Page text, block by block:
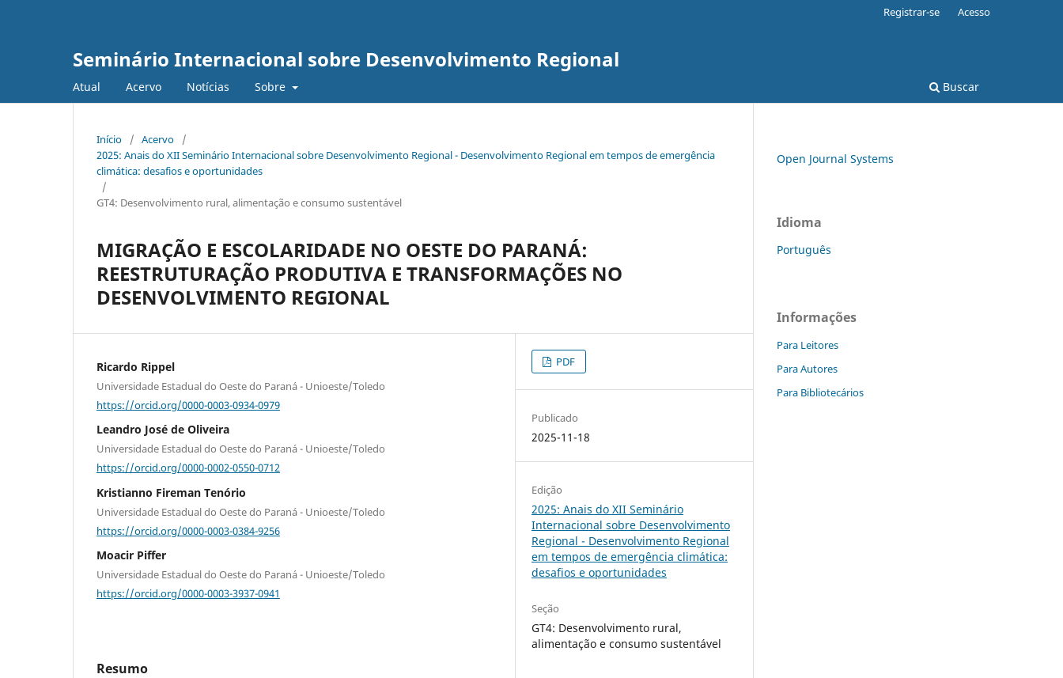
Seminário Internacional sobre Desenvolvimento Regional
Atual Acervo Notícias Sobre Buscar
Registrar-se Acesso
Início / Acervo
/
2025: Anais do XII Seminário Internacional sobre Desenvolvimento Regional - Desenvolvimento Regional em tempos de emergência
climática: desafios e oportunidades
/
GT4: Desenvolvimento rural, alimentação e consumo sustentável
MIGRAÇÃO E ESCOLARIDADE NO OESTE DO PARANÁ:
REESTRUTURAÇÃO PRODUTIVA E TRANSFORMAÇÕES NO
DESENVOLVIMENTO REGIONAL
Ricardo Rippel
Universidade Estadual do Oeste do Paraná - Unioeste/Toledo
https://orcid.org/0000-0003-0934-0979
Leandro José de Oliveira
Universidade Estadual do Oeste do Paraná - Unioeste/Toledo
https://orcid.org/0000-0002-0550-0712
Kristianno Fireman Tenório
Universidade Estadual do Oeste do Paraná - Unioeste/Toledo
https://orcid.org/0000-0003-0384-9256
Moacir Piffer
Universidade Estadual do Oeste do Paraná - Unioeste/Toledo
https://orcid.org/0000-0003-3937-0941
Resumo
PDF
Publicado
2025-11-18
Edição
2025: Anais do XII Seminário
Internacional sobre Desenvolvimento
Regional - Desenvolvimento Regional
em tempos de emergência climática:
desafios e oportunidades
Seção
GT4: Desenvolvimento rural,
alimentação e consumo sustentável
Open Journal Systems
Idioma
Português
Informações
Para Leitores
Para Autores
Para Bibliotecários